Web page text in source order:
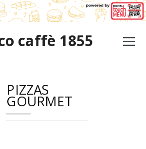
caffè 1855
PIZZAS
GOURMET